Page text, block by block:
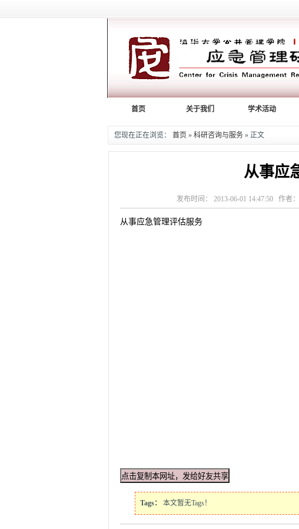
首页 关于我们 学术活动
您现在正在浏览： 首页 » 科研咨询与服务 » 正文
从事应
发布时间： 2013-06-01 14:47:50 作
从事应急管理评估服务
Tags： 本文暂无Tags！